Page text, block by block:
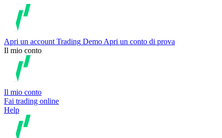
Apri un account Trading Demo Apri un conto di prova
Il mio conto
Il mio conto
Fai trading online
Help